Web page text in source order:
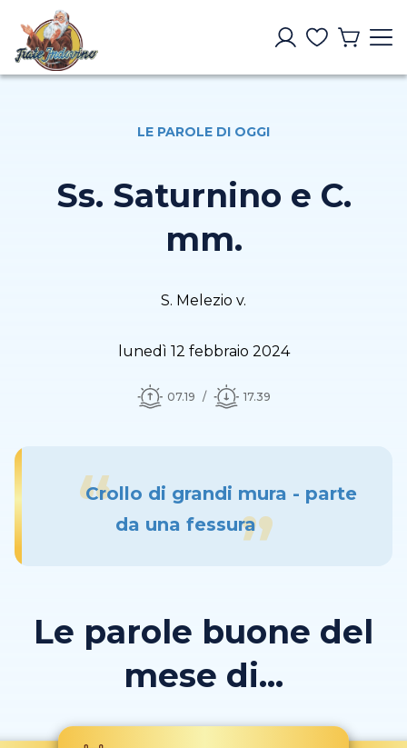
LE PAROLE DI OGGI
Ss. Saturnino e C.
mm.
S. Melezio v.
lunedì 12 febbraio 2024
07.19 17.39
Crollo di grandi mura - parte
da una fessura
Le parole buone del
mese di...